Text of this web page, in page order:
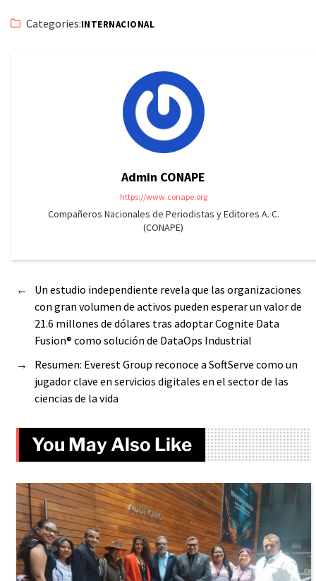
Categories:INTERNACIONAL
Admin CONAPE
https://www.conape.org
Compañeros Nacionales de Periodistas y Editores A. C.
(CONAPE)
←
Un estudio independiente revela que las organizaciones
con gran volumen de activos pueden esperar un valor de
21.6 millones de dólares tras adoptar Cognite Data
Fusion® como solución de DataOps Industrial
→
Resumen: Everest Group reconoce a SoftServe como un
jugador clave en servicios digitales en el sector de las
ciencias de la vida
You May Also Like